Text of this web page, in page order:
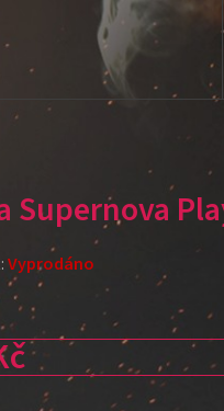
Supernova
Vyprodáno